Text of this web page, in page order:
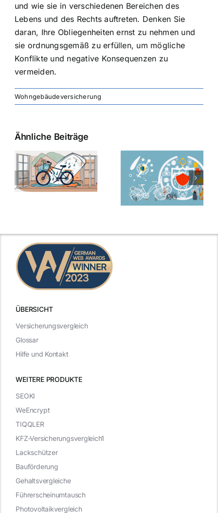
und wie sie in verschiedenen Bereichen des
Lebens und des Rechts auftreten. Denken Sie
daran, Ihre Obliegenheiten ernst zu nehmen und
sie ordnungsgemäß zu erfüllen, um mögliche
Konflikte und negative Konsequenzen zu
vermeiden.
Wohngebäudeversicherung
Ähnliche Beiträge
ÜBERSICHT
WEITERE PRODUKTE
Versicherungsvergleich
Glossar
Hilfe und Kontakt
SEOKI
WeEncrypt
TIQQLER
KFZ-Versicherungsvergleich1
Lackschützer
Bauförderung
Gehaltsvergleiche
Führerscheinumtausch
Photovoltaikvergleich